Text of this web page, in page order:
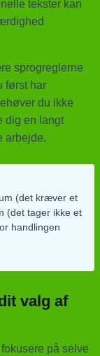
tekster kan
sprogreglerne
først har
du ikke
dig en langt
arbejde.
(det kræver et
(det tager ikke et
handlingen
valg af
på selve